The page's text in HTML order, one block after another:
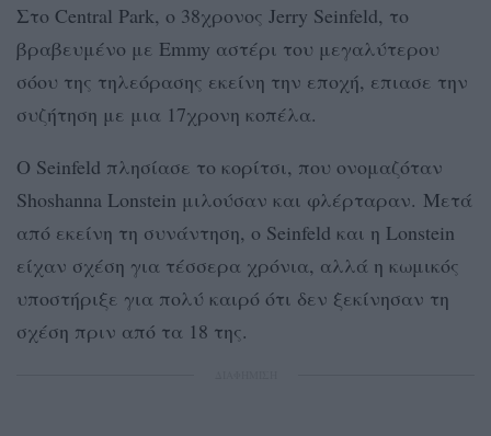
Στο Central Park, ο 38χρονος Jerry Seinfeld, το
βραβευμένο με Emmy αστέρι του μεγαλύτερου
σόου της τηλεόρασης εκείνη την εποχή, επιασε την
συζήτηση με μια 17χρονη κοπέλα.
Ο Seinfeld πλησίασε το κορίτσι, που ονομαζόταν
Shoshanna Lonstein μιλούσαν και φλέρταραν. Μετά
από εκείνη τη συνάντηση, ο Seinfeld και η Lonstein
είχαν σχέση για τέσσερα χρόνια, αλλά η κωμικός
υποστήριξε για πολύ καιρό ότι δεν ξεκίνησαν τη
σχέση πριν από τα 18 της.